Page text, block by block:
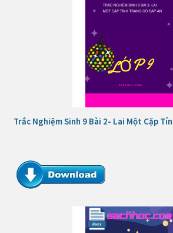
Trắc Nghiệm Sinh 9 Bài 2- Lai Một Cặp